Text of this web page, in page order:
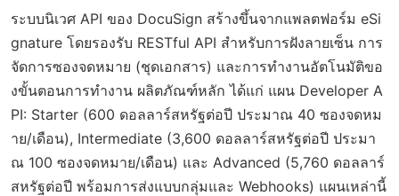
ระบบนิเวศ API ของ DocuSign สร้างขึ้นจากแพลตฟอร์ม eSi
gnature โดยรองรับ RESTful API สำหรับการฝังลายเซ็น การ
จัดการซองจดหมาย (ชุดเอกสาร) และการทำงานอัตโนมัติขอ
งขั้นตอนการทำงาน ผลิตภัณฑ์หลัก ได้แก่ แผน Developer A
PI: Starter (600 ดอลลาร์สหรัฐต่อปี ประมาณ 40 ซองจดหม
าย/เดือน), Intermediate (3,600 ดอลลาร์สหรัฐต่อปี ประมา
ณ 100 ซองจดหมาย/เดือน) และ Advanced (5,760 ดอลลาร์
สหรัฐต่อปี พร้อมการส่งแบบกลุ่มและ Webhooks) แผนเหล่านี้